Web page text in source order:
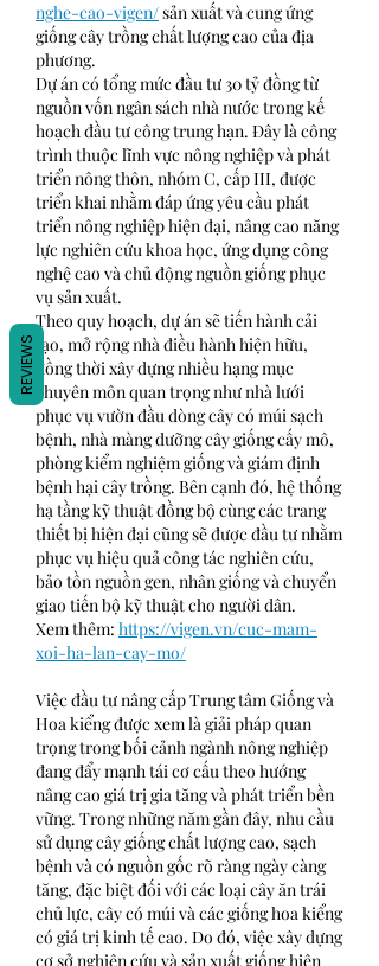
nghe-cao-vigen/ sản xuất và cung ứng
giống cây trồng chất lượng cao của địa
phương.
Dự án có tổng mức đầu tư 30 tỷ đồng từ
nguồn vốn ngân sách nhà nước trong kế
hoạch đầu tư công trung hạn. Đây là công
trình thuộc lĩnh vực nông nghiệp và phát
triển nông thôn, nhóm C, cấp III, được
triển khai nhằm đáp ứng yêu cầu phát
triển nông nghiệp hiện đại, nâng cao năng
lực nghiên cứu khoa học, ứng dụng công
nghệ cao và chủ động nguồn giống phục
vụ sản xuất.
Theo quy hoạch, dự án sẽ tiến hành cải
tạo, mở rộng nhà điều hành hiện hữu,
đồng thời xây dựng nhiều hạng mục
chuyên môn quan trọng như nhà lưới
phục vụ vườn đầu dòng cây có múi sạch
bệnh, nhà màng dưỡng cây giống cấy mô,
phòng kiểm nghiệm giống và giám định
bệnh hại cây trồng. Bên cạnh đó, hệ thống
hạ tầng kỹ thuật đồng bộ cùng các trang
thiết bị hiện đại cũng sẽ được đầu tư nhằm
phục vụ hiệu quả công tác nghiên cứu,
bảo tồn nguồn gen, nhân giống và chuyển
giao tiến bộ kỹ thuật cho người dân.
Xem thêm: https://vigen.vn/cuc-mam-
xoi-ha-lan-cay-mo/
Việc đầu tư nâng cấp Trung tâm Giống và
Hoa kiểng được xem là giải pháp quan
trọng trong bối cảnh ngành nông nghiệp
đang đẩy mạnh tái cơ cấu theo hướng
nâng cao giá trị gia tăng và phát triển bền
vững. Trong những năm gần đây, nhu cầu
sử dụng cây giống chất lượng cao, sạch
bệnh và có nguồn gốc rõ ràng ngày càng
tăng, đặc biệt đối với các loại cây ăn trái
chủ lực, cây có múi và các giống hoa kiểng
có giá trị kinh tế cao. Do đó, việc xây dựng
cơ sở nghiên cứu và sản xuất giống hiện
REVIEWS